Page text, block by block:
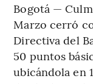
Bogotá —
Marzo cerró
Directiva del
50 puntos
ubicándola en